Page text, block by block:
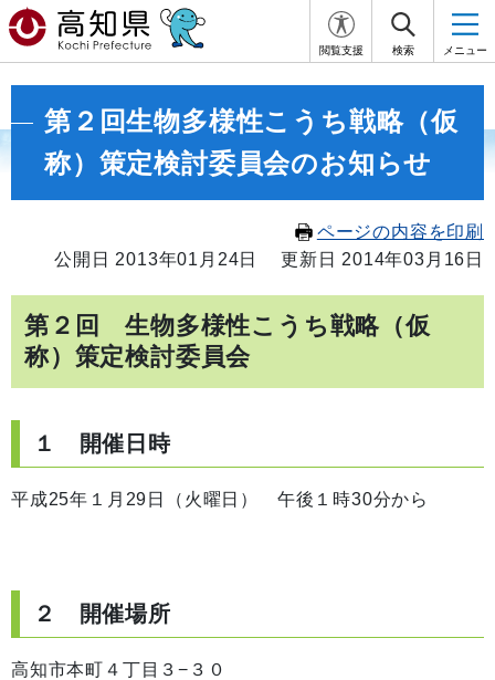
閲覧支援 検索 メニュー
第２回生物多様性こうち戦略（仮
称）策定検討委員会のお知らせ
ページの内容を印刷
公開日 2013年01月24日
更新日 2014年03月16日
第２回 生物多様性こうち戦略（仮
称）策定検討委員会
１ 開催日時
平成25年１月29日（火曜日） 午後１時30分から
２ 開催場所
高知市本町４丁目３−３０